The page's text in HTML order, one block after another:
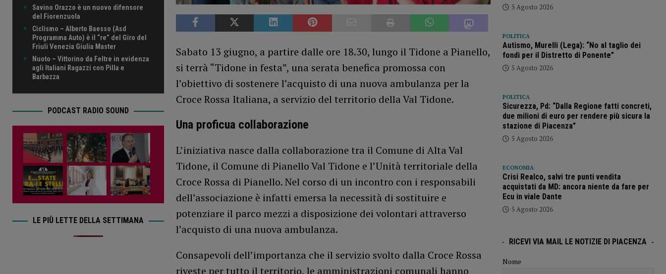
Sabato 13 giugno, a partire dalle ore 18.30, lungo il Tidone a Pianello,
si terrà “Tidone in festa”, una serata benefica promossa con
l’obiettivo di sostenere l’acquisto di una nuova ambulanza per la
Croce Rossa Italiana, a servizio del territorio della Val Tidone.
Una proficua collaborazione
L’iniziativa nasce dalla collaborazione tra il Comune di Alta Val
Tidone, il Comune di Pianello Val Tidone e l’Unità territoriale della
Croce Rossa di Pianello. Nel corso di un incontro con i responsabili
dell’associazione è infatti emersa la necessità di sostituire e
potenziare il parco mezzi a disposizione dei volontari attraverso
l’acquisto di una nuova ambulanza.
Consapevoli dell’importanza che il servizio svolto dalla Croce Rossa
riveste per tutto il territorio, le amministrazioni comunali hanno
Savino Orazzo è un nuovo difensore
del Fiorenzuola
Ciclismo – Alberto Baesso (Asd
Programma Auto) è il “re” del Giro del
Friuli Venezia Giulia Master
Nuoto – Vittorino da Feltre in evidenza
agli Italiani Ragazzi con Pilla e
Barbazza
PODCAST RADIO SOUND
LE PIÙ LETTE DELLA SETTIMANA
5 Agosto 2026
POLITICA
Autismo, Murelli (Lega): “No al taglio dei
fondi per il Distretto di Ponente”
5 Agosto 2026
POLITICA
Sicurezza, Pd: “Dalla Regione fatti concreti,
due milioni di euro per rendere più sicura la
stazione di Piacenza”
5 Agosto 2026
ECONOMIA
Crisi Realco, salvi tre punti vendita
acquistati da MD: ancora niente da fare per
Ecu in viale Dante
5 Agosto 2026
RICEVI VIA MAIL LE NOTIZIE DI PIACENZA
Nome